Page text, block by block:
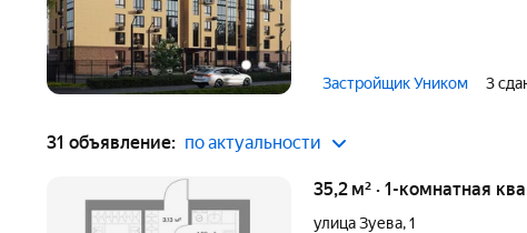
Застройщик Уником 3
31 объявление: по актуальности
35,2 м² · 1-комнатная
улица Зуева,1